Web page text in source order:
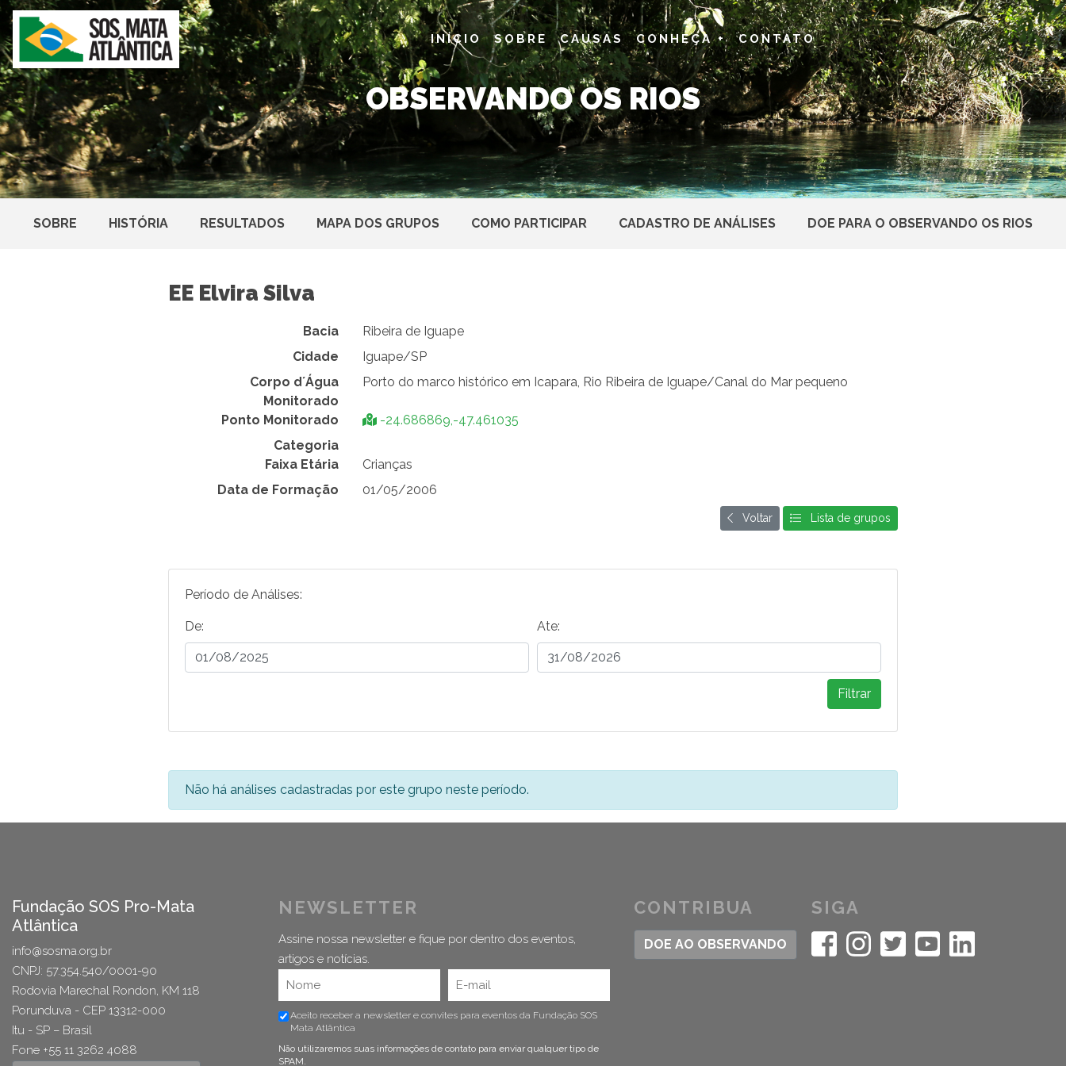
INÍCIO SOBRE CAUSAS CONHEÇA + CONTATO
OBSERVANDO OS RIOS
SOBRE HISTÓRIA RESULTADOS MAPA DOS GRUPOS COMO PARTICIPAR CADASTRO DE ANÁLISES DOE PARA O OBSERVANDO OS RIOS
EE Elvira Silva
Bacia
Ribeira de Iguape
Cidade
Iguape/SP
Corpo d´Água
Monitorado
Porto do marco histórico em Icapara, Rio Ribeira de Iguape/Canal do Mar pequeno
Ponto Monitorado
-24.686869,-47.461035
Categoria
Faixa Etária
Crianças
Data de Formação
01/05/2006
Voltar Lista de grupos
Período de Análises:
De: Ate:
Filtrar
Não há análises cadastradas por este grupo neste período.
Fundação SOS Pro-Mata
Atlântica
info@sosma.org.br
CNPJ: 57.354.540/0001-90
Rodovia Marechal Rondon, KM 118
Porunduva - CEP 13312-000
Itu - SP – Brasil
Fone +55 11 3262 4088
NEWSLETTER
Assine nossa newsletter e fique por dentro dos eventos,
artigos e notícias.
Aceito receber a newsletter e convites para eventos da Fundação SOS
Mata Atlântica
Não utilizaremos suas informações de contato para enviar qualquer tipo de
SPAM.
CONTRIBUA
DOE AO OBSERVANDO
SIGA